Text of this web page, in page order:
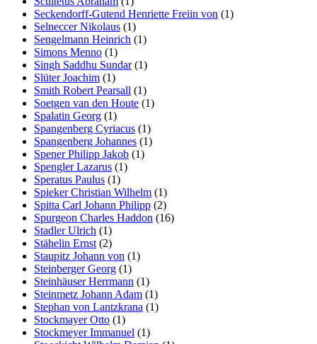
Seckendorff-Gutend Henriette Freiin von (1)
Selneccer Nikolaus (1)
Sengelmann Heinrich (1)
Simons Menno (1)
Singh Saddhu Sundar(1)
Slüter Joachim (1)
Smith Robert Pearsall (1)
Soetgen van den Houte (1)
Spalatin Georg (1)
Spangenberg Cyriacus (1)
Spangenberg Johannes (1)
Spener Philipp Jakob (1)
Spengler Lazarus (1)
Speratus Paulus (1)
Spieker Christian Wilhelm (1)
Spitta Carl Johann Philipp (2)
Spurgeon Charles Haddon (16)
Stadler Ulrich (1)
Stähelin Ernst (2)
Staupitz Johann von (1)
Steinberger Georg (1)
Steinhäuser Herrmann (1)
Steinmetz Johann Adam (1)
Stephan von Lantzkrana (1)
Stockmayer Otto (1)
Stockmeyer Immanuel (1)